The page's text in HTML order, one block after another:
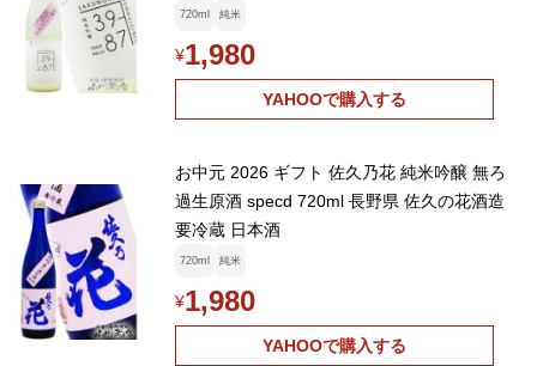
720ml 純米
¥1,980
YAHOOで購入する
お中元 2026 ギフト 佐久乃花 純米吟醸 無ろ
過生原酒 specd 720ml 長野県 佐久の花酒造
要冷蔵 日本酒
720ml 純米
¥1,980
YAHOOで購入する